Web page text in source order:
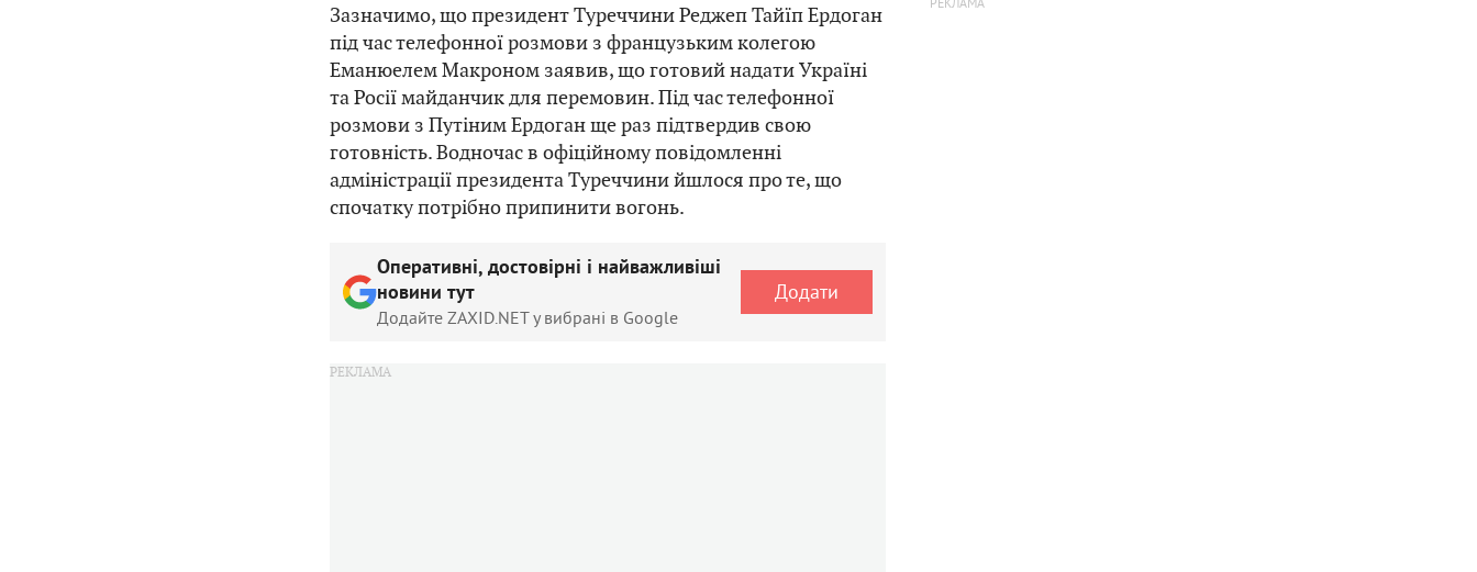
Зазначимо, що президент Туреччини Реджеп Тайїп Ердоган
під час телефонної розмови з французьким колегою
Еманюелем Макроном заявив, що готовий надати Україні
та Росії майданчик для перемовин. Під час телефонної
розмови з Путіним Ердоган ще раз підтвердив свою
готовність. Водночас в офіційному повідомленні
адміністрації президента Туреччини йшлося про те, що
спочатку потрібно припинити вогонь.
Оперативні, достовірні і найважливіші
новини тут
Додайте ZAXID.NET у вибрані в Google
Додати